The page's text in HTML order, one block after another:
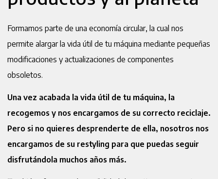
Formamos parte de una economía circular, la cual nos
permite alargar la vida útil de tu máquina mediante pequeñas
modificaciones y actualizaciones de componentes
obsoletos.
Una vez acabada la vida útil de tu máquina, la
recogemos y nos encargamos de su correcto reciclaje.
Pero si no quieres desprenderte de ella, nosotros nos
encargamos de su restyling para que puedas seguir
disfrutándola muchos años más.